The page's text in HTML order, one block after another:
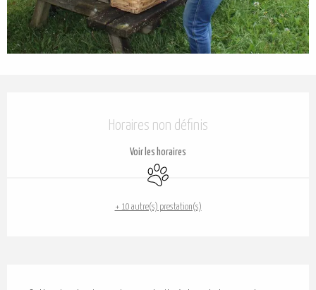
Horaires non définis
Voir les horaires
Animaux acceptés
+ 10 autre(s) prestation(s)